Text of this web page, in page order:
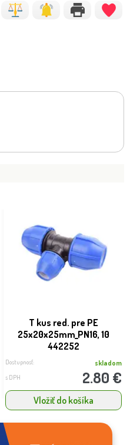
T kus red. pre PE
25x20x25mm_PN16, 10
442252
Dostupnosť: skladom
s DPH 2.80 €
Vložiť do košíka